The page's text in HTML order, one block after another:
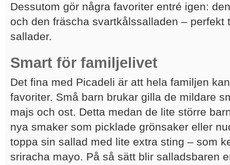
Dessutom gör några favoriter entré igen:
och den fräscha svartkålssalladen – perfekt
sallader.
Smart för familjelivet
Det fina med Picadeli är att hela familjen
favoriter. Små barn brukar gilla de mildare
majs och ost. Detta medan de lite större
nya smaker som picklade grönsaker eller
toppa sin sallad med lite extra sting – som
sriracha mayo. På så sätt blir salladsbaren